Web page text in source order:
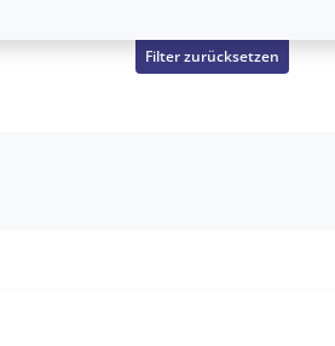
Filter zurücksetzen